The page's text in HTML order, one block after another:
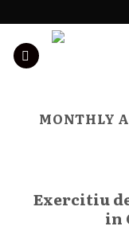
to
content
MONTHLY
Exercitiu
in